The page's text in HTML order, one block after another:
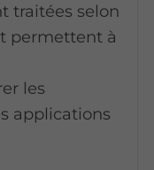
traitées selon
permettent à
les
applications